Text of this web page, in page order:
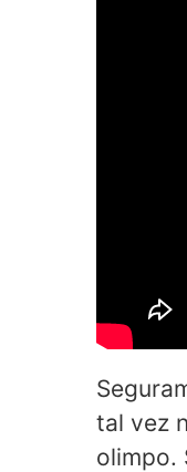
tal vez
olimpo.